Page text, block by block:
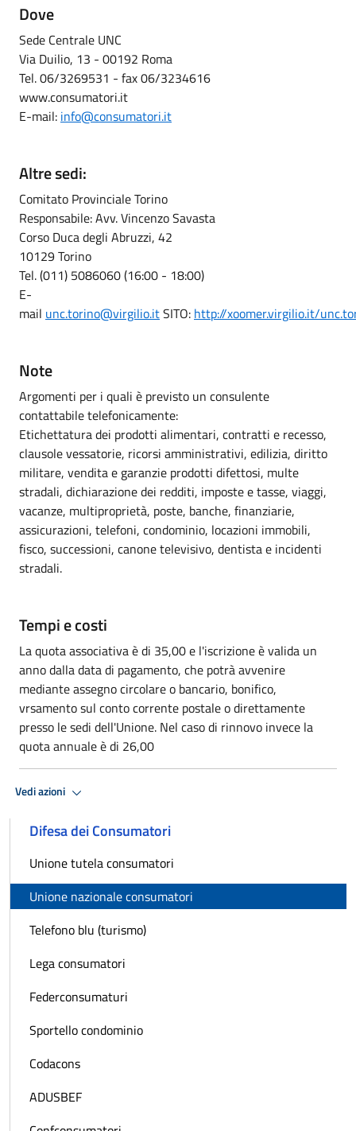
Dove
Sede Centrale UNC
Via Duilio, 13 - 00192 Roma
Tel. 06/3269531 - fax 06/3234616
www.consumatori.it
E-mail: info@consumatori.it
Altre sedi:
Comitato Provinciale Torino
Responsabile: Avv. Vincenzo Savasta
Corso Duca degli Abruzzi, 42
10129 Torino
Tel. (011) 5086060 (16:00 - 18:00)
E-
mail unc.torino@virgilio.itSITO: http://xoomer.virgilio.it/
Note
Argomenti per i quali è previsto un consulente
contattabile telefonicamente:
Etichettatura dei prodotti alimentari, contratti e recesso,
clausole vessatorie, ricorsi amministrativi, edilizia, diritto
militare, vendita e garanzie prodotti difettosi, multe
stradali, dichiarazione dei redditi, imposte e tasse, viaggi,
vacanze, multiproprietà, poste, banche, finanziarie,
assicurazioni, telefoni, condominio, locazioni immobili,
fisco, successioni, canone televisivo, dentista e incidenti
stradali.
Tempi e costi
La quota associativa è di 35,00 e l'iscrizione è valida un
anno dalla data di pagamento, che potrà avvenire
mediante assegno circolare o bancario, bonifico,
vrsamento sul conto corrente postale o direttamente
presso le sedi dell'Unione. Nel caso di rinnovo invece la
quota annuale è di 26,00
Vedi azioni
Difesa dei Consumatori
Unione tutela consumatori
Unione nazionale consumatori
Telefono blu (turismo)
Lega consumatori
Federconsumaturi
Sportello condominio
Codacons
ADUSBEF